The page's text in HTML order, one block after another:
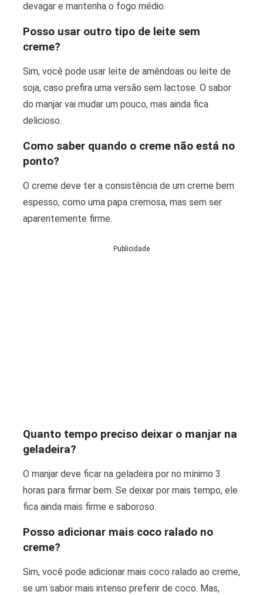
devagar e mantenha o fogo médio.
Posso usar outro tipo de leite sem
creme?
Sim, você pode usar leite de amêndoas ou leite de
soja, caso prefira uma versão sem lactose. O sabor
do manjar vai mudar um pouco, mas ainda fica
delicioso.
Como saber quando o creme não está no
ponto?
O creme deve ter a consistência de um creme bem
espesso, como uma papa cremosa, mas sem ser
aparentemente firme.
Publicidade
Quanto tempo preciso deixar o manjar na
geladeira?
O manjar deve ficar na geladeira por no mínimo 3
horas para firmar bem. Se deixar por mais tempo, ele
fica ainda mais firme e saboroso.
Posso adicionar mais coco ralado no
creme?
Sim, você pode adicionar mais coco ralado ao creme,
se um sabor mais intenso preferir de coco. Mas,